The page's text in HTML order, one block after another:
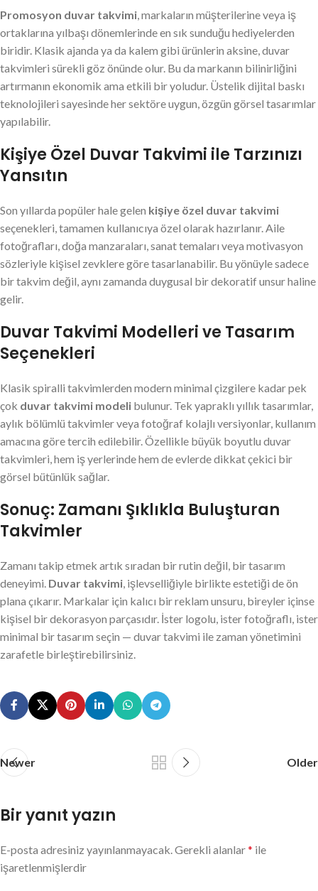
Promosyon duvar takvimi, markaların müşterilerine veya iş
ortaklarına yılbaşı dönemlerinde en sık sunduğu hediyelerden
biridir. Klasik ajanda ya da kalem gibi ürünlerin aksine, duvar
takvimleri sürekli göz önünde olur. Bu da markanın bilinirliğini
artırmanın ekonomik ama etkili bir yoludur. Üstelik dijital baskı
teknolojileri sayesinde her sektöre uygun, özgün görsel tasarımlar
yapılabilir.
Kişiye Özel Duvar Takvimi ile Tarzınızı
Yansıtın
Son yıllarda popüler hale gelen kişiye özel duvar takvimi
seçenekleri, tamamen kullanıcıya özel olarak hazırlanır. Aile
fotoğrafları, doğa manzaraları, sanat temaları veya motivasyon
sözleriyle kişisel zevklere göre tasarlanabilir. Bu yönüyle sadece
bir takvim değil, aynı zamanda duygusal bir dekoratif unsur haline
gelir.
Duvar Takvimi Modelleri ve Tasarım
Seçenekleri
Klasik spiralli takvimlerden modern minimal çizgilere kadar pek
çok duvar takvimi modeli bulunur. Tek yapraklı yıllık tasarımlar,
aylık bölümlü takvimler veya fotoğraf kolajlı versiyonlar, kullanım
amacına göre tercih edilebilir. Özellikle büyük boyutlu duvar
takvimleri, hem iş yerlerinde hem de evlerde dikkat çekici bir
görsel bütünlük sağlar.
Sonuç: Zamanı Şıklıkla Buluşturan
Takvimler
Zamanı takip etmek artık sıradan bir rutin değil, bir tasarım
deneyimi. Duvar takvimi, işlevselliğiyle birlikte estetiği de ön
plana çıkarır. Markalar için kalıcı bir reklam unsuru, bireyler içinse
kişisel bir dekorasyon parçasıdır. İster logolu, ister fotoğraflı, ister
minimal bir tasarım seçin — duvar takvimi ile zaman yönetimini
zarafetle birleştirebilirsiniz.
Newer Older
Bir yanıt yazın
E-posta adresiniz yayınlanmayacak.Gerekli alanlar* ile
işaretlenmişlerdir